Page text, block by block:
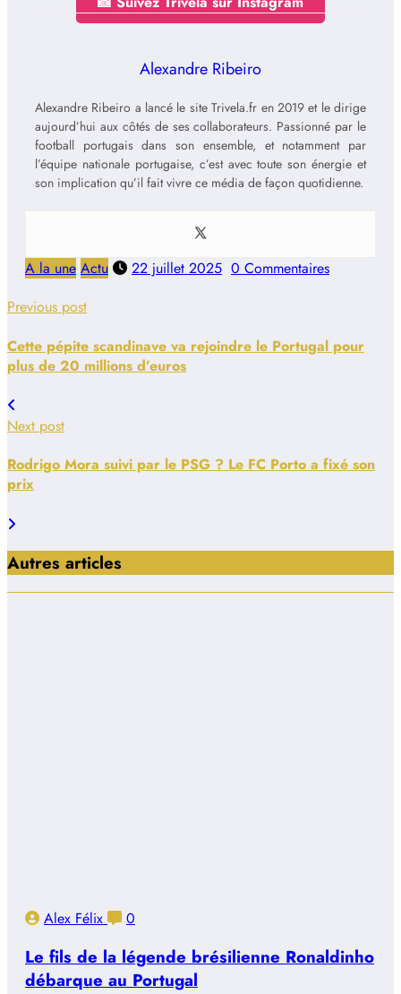
Alexandre Ribeiro
Alexandre Ribeiro a lancé le site Trivela.fr en 2019 et le dirige
aujourd’hui aux côtés de ses collaborateurs. Passionné par le
football portugais dans son ensemble, et notamment par
l’équipe nationale portugaise, c’est avec toute son énergie et
son implication qu’il fait vivre ce média de façon quotidienne.
A la une Actu 22 juillet 2025 0 Commentaires
Previous post
Cette pépite scandinave va rejoindre le Portugal pour
plus de 20 millions d’euros
Next post
Rodrigo Mora suivi par le PSG ? Le FC Porto a fixé son
prix
Autres articles
Alex Félix 0
Le fils de la légende brésilienne Ronaldinho
débarque au Portugal